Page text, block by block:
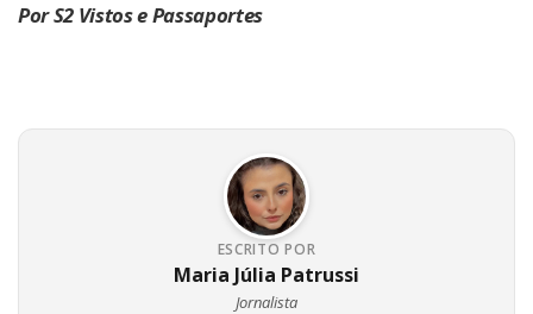
Por S2 Vistos e Passaportes
ESCRITO POR
Maria Júlia Patrussi
Jornalista